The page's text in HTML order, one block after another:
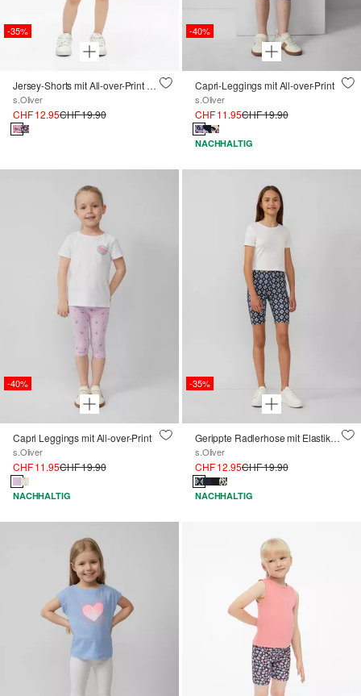
-35%
Jersey-Shorts mit All-over-Print und Spitzen-Detail
s.Oliver
CHF 12.95CHF 19.90
-40%
Capri-Leggings mit All-over-Print
s.Oliver
CHF 11.95CHF 19.90
NACHHALTIG
-40%
Capri Leggings mit All-over-Print
s.Oliver
CHF 11.95CHF 19.90
NACHHALTIG
-35%
Gerippte Radlerhose mit Elastikbund
s.Oliver
CHF 12.95CHF 19.90
NACHHALTIG